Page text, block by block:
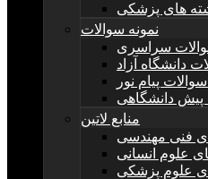
های پزشکی
نمونه سوالات
سراسری
دانشگاه آزاد
پیام نور
پیش دانشگاهی
منابع لاتین
فنی مهندسی
علوم انسانی
علوم پزشکی